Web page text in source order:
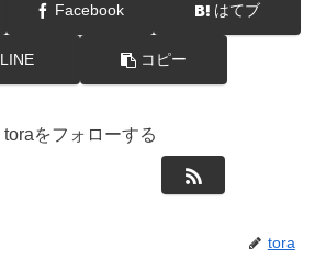
Facebook はてブ
LINE コピー
toraをフォローする
tora